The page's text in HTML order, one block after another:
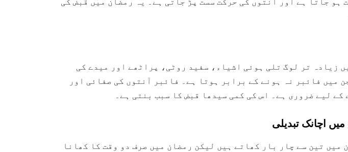
زیادہ تر لوگ تلی ہوئی اشیاء، سفید روٹی، پراٹھے اور میدے کی
میں فائبر نہ ہونے کے برابر ہوتا ہے۔ فائبر آنتوں کی صفائی اور
کے لیے ضروری ہے۔ اس کی کمی سیدھا قبض کا سبب بنتی ہے۔
میں تین سے چار بار کھاتے ہیں لیکن رمضان میں صرف دو وقت کا کھانا